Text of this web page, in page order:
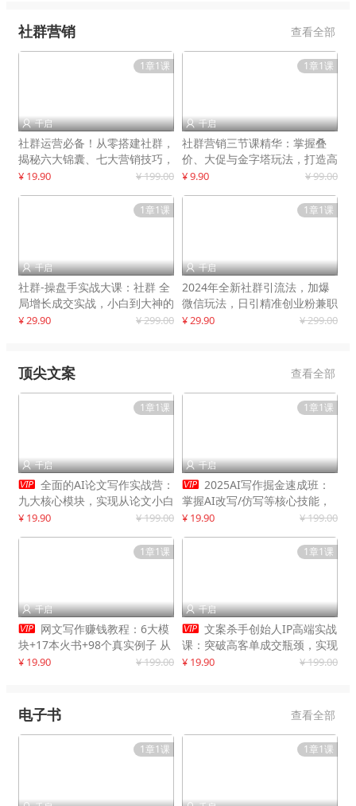
社群营销 查看全部
1章1课
 千启
社群运营必备！从零搭建社群，
揭秘六大锦囊、七大营销技巧，
打造火爆社群
¥ 19.90 ¥ 199.00
1章1课
 千启
社群营销三节课精华：掌握叠
价、大促与金字塔玩法，打造高
效营销体系
¥ 9.90 ¥ 99.00
1章1课
 千启
社群-操盘手实战大课：社群 全
局增长成交实战，小白到大神的
进阶之路
¥ 29.90 ¥ 299.00
1章1课
 千启
2024年全新社群引流法，加爆
微信玩法，日引精准创业粉兼职
粉200+
¥ 29.90 ¥ 299.00
顶尖文案 查看全部
1章1课
 千启
 全面的AI论文写作实战营：
九大核心模块，实现从论文小白
到高效产出的跨越
¥ 19.90 ¥ 199.00
1章1课
 千启
 2025AI写作掘金速成班：
掌握AI改写/仿写等核心技能，
实现单篇文案变现500+
¥ 19.90 ¥ 199.00
1章1课
 千启
 网文写作赚钱教程：6大模
块+17本火书+98个真实例子 从
入门到精通实战方法
¥ 19.90 ¥ 199.00
1章1课
 千启
 文案杀手创始人IP高端实战
课：突破高客单成交瓶颈，实现
IP商业价值最大化
¥ 19.90 ¥ 199.00
电子书 查看全部
1章1课 1章1课